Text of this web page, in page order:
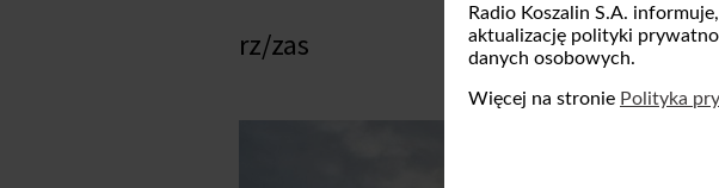
Radio Koszalin S.A.
aktualizację polityki
danych osobowych.
Więcej na stronie Polityka
rz/zas